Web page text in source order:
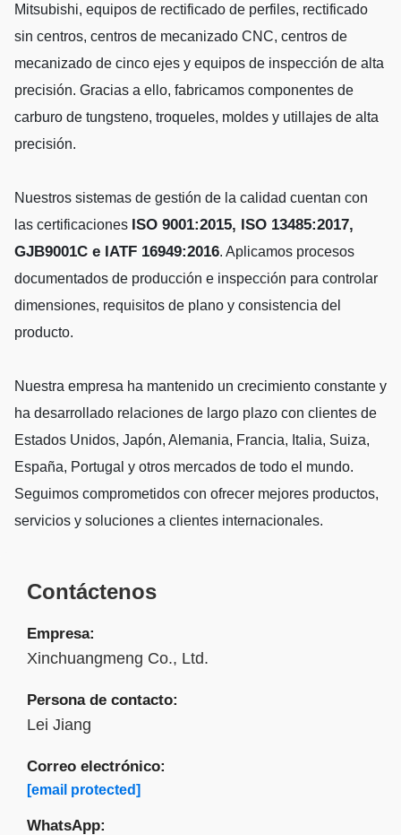
Mitsubishi, equipos de rectificado de perfiles, rectificado
sin centros, centros de mecanizado CNC, centros de
mecanizado de cinco ejes y equipos de inspección de alta
precisión. Gracias a ello, fabricamos componentes de
carburo de tungsteno, troqueles, moldes y utillajes de alta
precisión.
Nuestros sistemas de gestión de la calidad cuentan con
las certificaciones ISO 9001:2015, ISO 13485:2017,
GJB9001C e IATF 16949:2016. Aplicamos procesos
documentados de producción e inspección para controlar
dimensiones, requisitos de plano y consistencia del
producto.
Nuestra empresa ha mantenido un crecimiento constante y
ha desarrollado relaciones de largo plazo con clientes de
Estados Unidos, Japón, Alemania, Francia, Italia, Suiza,
España, Portugal y otros mercados de todo el mundo.
Seguimos comprometidos con ofrecer mejores productos,
servicios y soluciones a clientes internacionales.
Contáctenos
Empresa:
Xinchuangmeng Co., Ltd.
Persona de contacto:
Lei Jiang
Correo electrónico:
[email protected]
WhatsApp: